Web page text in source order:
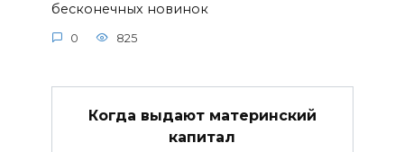
бесконечных новинок
0 825
Когда выдают материнский
капитал